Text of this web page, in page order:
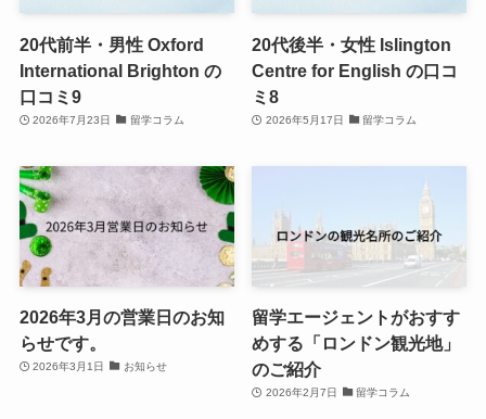
20代前半・男性 Oxford
International Brighton の
口コミ9
2026年7月23日 留学コラム
20代後半・女性 Islington
Centre for English の口コ
ミ8
2026年5月17日 留学コラム
2026年3月の営業日のお知
らせです。
2026年3月1日 お知らせ
留学エージェントがおすす
めする「ロンドン観光地」
のご紹介
2026年2月7日 留学コラム